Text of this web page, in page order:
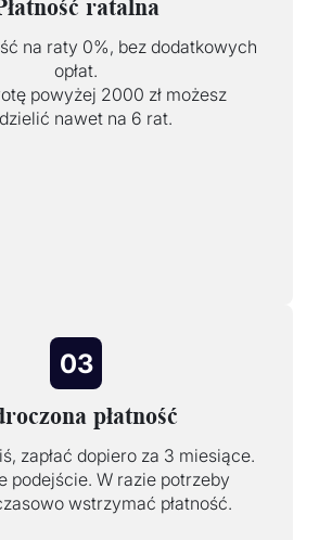
ratalna
na raty 0%, bez dodatkowych
opłat.
powyżej 2000 zł możesz
nawet na 6 rat.
03
płatność
zapłać dopiero za 3 miesiące.
podejście. W razie potrzeby
wstrzymać płatność.